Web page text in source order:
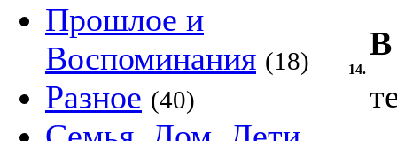
Прошлое и
Воспоминания (18)
Разное (40)
14.
В